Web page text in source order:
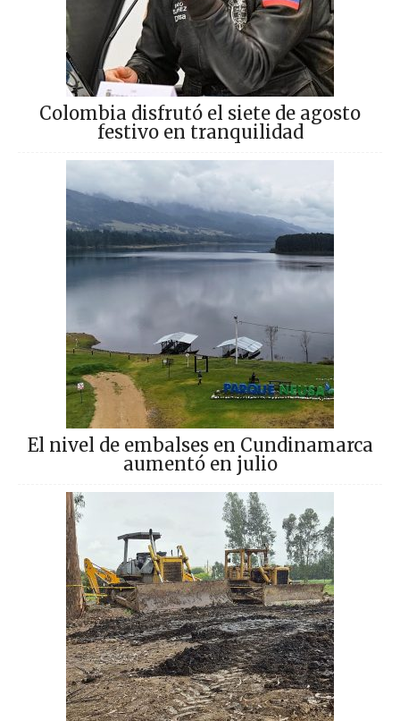
Colombia disfrutó el siete de agosto
festivo en tranquilidad
El nivel de embalses en Cundinamarca
aumentó en julio